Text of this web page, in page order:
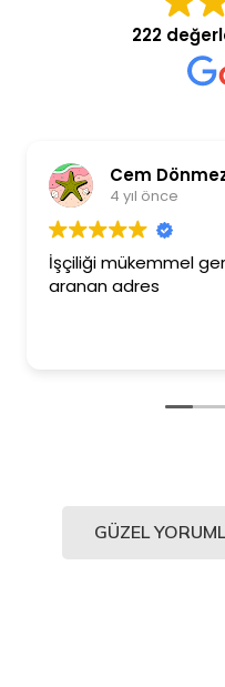
222
Cem Dönmez
4 yıl önce
İşçiliği mükemmel
aranan adres
GÜZEL